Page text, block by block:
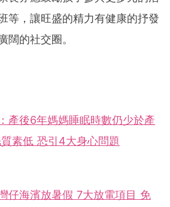
等，讓旺盛的精力有健康的抒發
闊的社交圈。
產後6年媽媽睡眠時數仍少於產
素低 恐引4大身心問題
仔海濱放暑假 7大放電項目 免